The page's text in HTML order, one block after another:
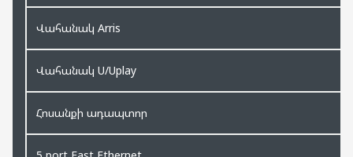
Վահանակ Arris
Վահանակ U/Uplay
Հոսանքի ադապտոր